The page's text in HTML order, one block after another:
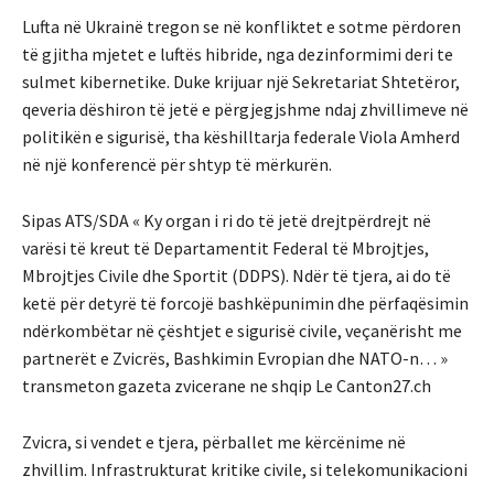
Lufta në Ukrainë tregon se në konfliktet e sotme përdoren
të gjitha mjetet e luftës hibride, nga dezinformimi deri te
sulmet kibernetike. Duke krijuar një Sekretariat Shtetëror,
qeveria dëshiron të jetë e përgjegjshme ndaj zhvillimeve në
politikën e sigurisë, tha këshilltarja federale Viola Amherd
në një konferencë për shtyp të mërkurën.
Sipas ATS/SDA « Ky organ i ri do të jetë drejtpërdrejt në
varësi të kreut të Departamentit Federal të Mbrojtjes,
Mbrojtjes Civile dhe Sportit (DDPS). Ndër të tjera, ai do të
ketë për detyrë të forcojë bashkëpunimin dhe përfaqësimin
ndërkombëtar në çështjet e sigurisë civile, veçanërisht me
partnerët e Zvicrës, Bashkimin Evropian dhe NATO-n… »
transmeton gazeta zvicerane ne shqip Le Canton27.ch
Zvicra, si vendet e tjera, përballet me kërcënime në
zhvillim. Infrastrukturat kritike civile, si telekomunikacioni